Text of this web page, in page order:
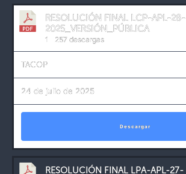
RESOLUCIÓN FINAL LCP-APL-28-
2025_VERSIÓN_PÚBLICA
1 257 descargas
TACOP
24 de julio de 2025
Descargar
RESOLUCIÓN FINAL LPA-APL-27-